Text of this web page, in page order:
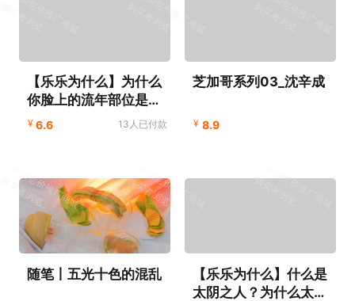
【乐乐为什么】为什么
你脸上的流年部位是这
么排列的？背后的道理
¥ 6.6 13人已付款
芝加哥系列03_沈辛成
¥ 8.9
随笔丨五光十色的混乱
【乐乐为什么】什么是
太阴之人？为什么太阴